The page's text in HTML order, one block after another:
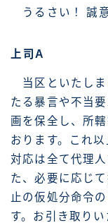
うるさい！ 誠
上司A
当区といたしま
たる暴言や不当
画を保全し、所
おります。これ
対応は全て代理
た、必要に応じ
止の仮処分命令
す。お引き取り